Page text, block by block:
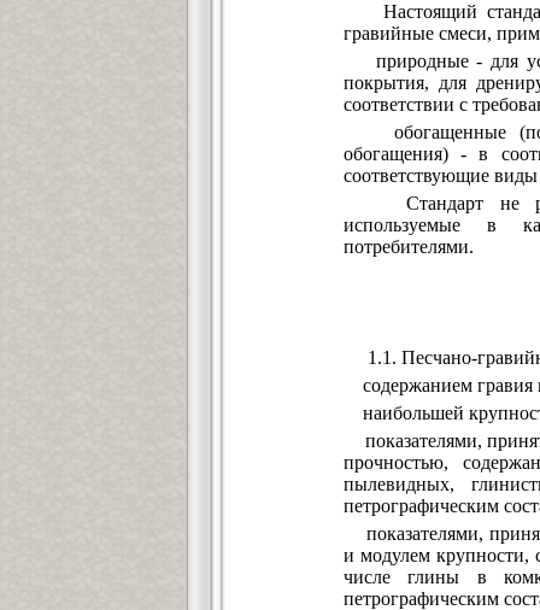
Настоящий
гравийные смеси,
природные - для
покрытия, для
соответствии с
обогащенные
обогащения) - в
соответствующие
Стандарт не
используемые в
потребителями.
1.1. Песчано-
содержанием гравия
наибольшей
показателями,
прочностью,
пылевидных,
петрографическим
показателями,
и модулем крупности,
числе глины в
петрографическим